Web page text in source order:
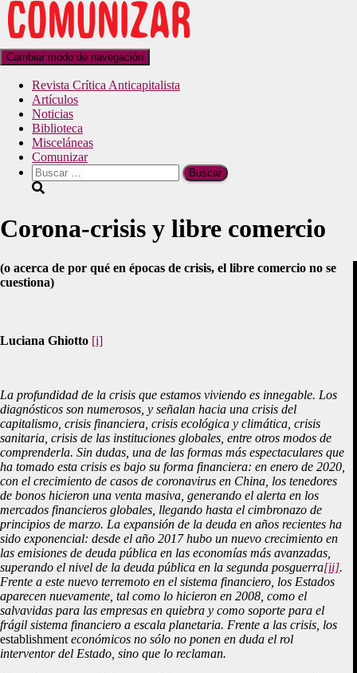
Cambiar modo de navegación
Revista Crítica Anticapitalista
Artículos
Noticias
Biblioteca
Misceláneas
Comunizar
Corona-crisis y libre comercio
(o acerca de por qué en épocas de crisis, el libre comercio no se
cuestiona)
Luciana Ghiotto [i]
La profundidad de la crisis que estamos viviendo es innegable. Los
diagnósticos son numerosos, y señalan hacia una crisis del
capitalismo, crisis financiera, crisis ecológica y climática, crisis
sanitaria, crisis de las instituciones globales, entre otros modos de
comprenderla. Sin dudas, una de las formas más espectaculares que
ha tomado esta crisis es bajo su forma financiera: en enero de 2020,
con el crecimiento de casos de coronavirus en China, los tenedores
de bonos hicieron una venta masiva, generando el alerta en los
mercados financieros globales, llegando hasta el cimbronazo de
principios de marzo. La expansión de la deuda en años recientes ha
sido exponencial: desde el año 2017 hubo un nuevo crecimiento en
las emisiones de deuda pública en las economías más avanzadas,
superando el nivel de la deuda pública en la segunda posguerra[ii].
Frente a este nuevo terremoto en el sistema financiero, los Estados
aparecen nuevamente, tal como lo hicieron en 2008, como el
salvavidas para las empresas en quiebra y como soporte para el
frágil sistema financiero a escala planetaria. Frente a las crisis, los
establishment económicos no sólo no ponen en duda el rol
interventor del Estado, sino que lo reclaman.